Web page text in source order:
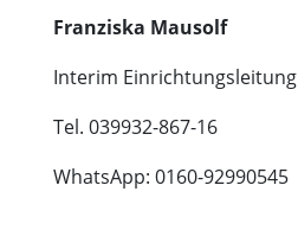
Franziska Mausolf
Interim Einrichtungsleitung
Tel. 039932-867-16
WhatsApp: 0160-92990545